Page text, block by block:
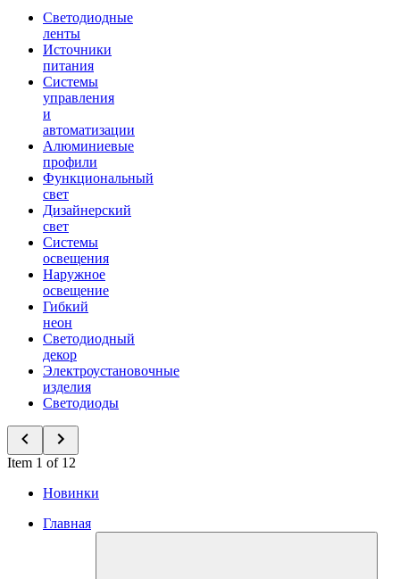
Светодиодные
ленты
Источники
питания
Системы
управления
и
автоматизации
Алюминиевые
профили
Функциональный
свет
Дизайнерский
свет
Системы
освещения
Наружное
освещение
Гибкий
неон
Светодиодный
декор
Электроустановочные
изделия
Светодиоды
Item 1 of 12
Новинки
Главная